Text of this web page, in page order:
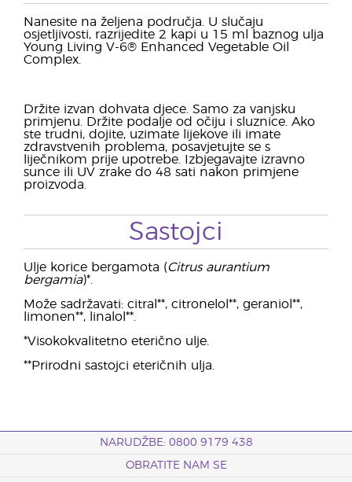
Nanesite na željena područja. U slučaju
osjetljivosti, razrijedite 2 kapi u 15 ml baznog ulja
Young Living V-6® Enhanced Vegetable Oil
Complex.
Držite izvan dohvata djece. Samo za vanjsku
primjenu. Držite podalje od očiju i sluznice. Ako
ste trudni, dojite, uzimate lijekove ili imate
zdravstvenih problema, posavjetujte se s
liječnikom prije upotrebe. Izbjegavajte izravno
sunce ili UV zrake do 48 sati nakon primjene
proizvoda.
Sastojci
Ulje korice bergamota (Citrus aurantium
bergamia)*.
Može sadržavati: citral**, citronelol**, geraniol**,
limonen**, linalol**.
*Visokokvalitetno eterično ulje.
**Prirodni sastojci eteričnih ulja.
NARUDŽBE: 0800 9179 438
OBRATITE NAM SE